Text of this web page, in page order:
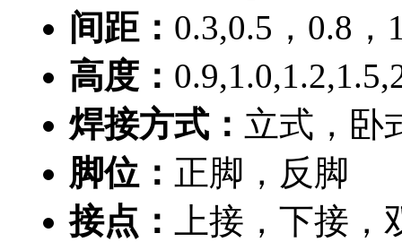
间距： 0.3,0.5，0.8，
高度：
焊接方式： 立式，卧
脚位： 正脚，反脚
接点：
上接，下接，